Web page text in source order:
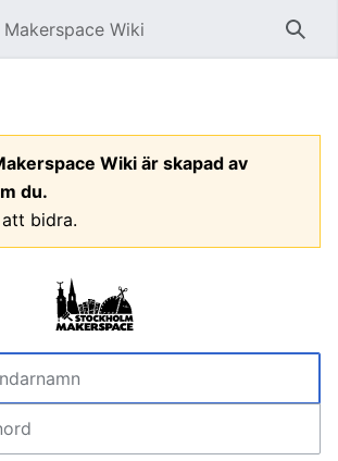
Wiki Sök
Wiki är skapad av
du.
bidra.